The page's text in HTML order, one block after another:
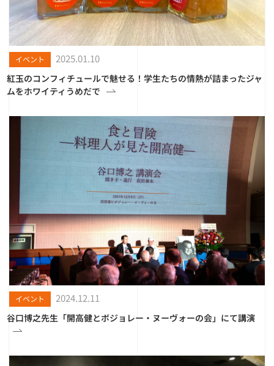
イベント 2025.01.10
紅玉のコンフィチュールで魅せる！学生たちの情熱が詰まったジャ
ムをホワイティうめだで
イベント 2024.12.11
谷口博之先生「開高健とボジョレー・ヌーヴォーの会」にて講演